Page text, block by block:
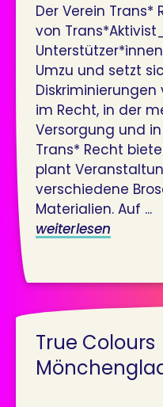
Der Verein Trans*
von
Umzu und setzt
im Recht, in der
Versorgung und
Trans* Recht
plant
verschiedene
Materialien. Auf ...
weiterlesen
True Colours